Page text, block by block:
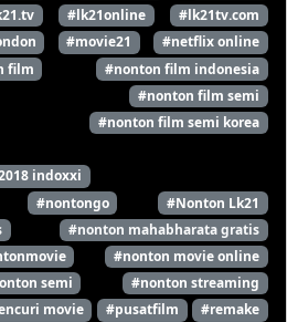
#lk21online
#lk21tv.com
#movie21
#netflix online
film
#nonton film indonesia
#nonton film semi
#nonton film semi korea
indoxxi
#nontongo
#Nonton Lk21
#nonton mahabharata gratis
#nonton movie online
semi
#nonton streaming
movie #pusatfilm
#remake